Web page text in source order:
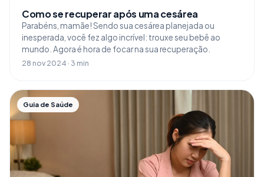
Como se recuperar após uma cesárea
Parabéns, mamãe! Sendo sua cesárea planejada ou
inesperada, você fez algo incrível: trouxe seu bebê ao
mundo. Agora é hora de focar na sua recuperação.
28 nov 2024 · 3 min
Guia de Saúde